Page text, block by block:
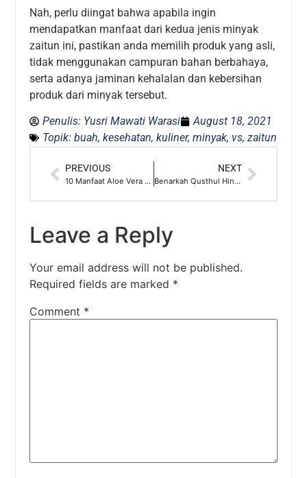
Nah, perlu diingat bahwa apabila ingin
mendapatkan manfaat dari kedua jenis minyak
zaitun ini, pastikan anda memilih produk yang asli,
tidak menggunakan campuran bahan berbahaya,
serta adanya jaminan kehalalan dan kebersihan
produk dari minyak tersebut.
Penulis: Yusri Mawati Warasi
August 18, 2021
Topik: buah,kesehatan,kuliner,minyak, vs,zaitun
PREVIOUS
10 Manfaat Aloe Vera Gel Bagi Kesehatan Tubuh
NEXT
Benarkah Qusthul Hindi Bisa Mengobati Covid-19?
Leave a Reply
Your email address will not be published.
Required fields are marked *
Comment *